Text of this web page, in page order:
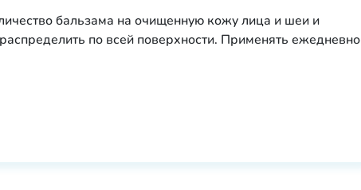
бальзама на очищенную кожу лица и шеи и
по всей поверхности. Применять ежедневно